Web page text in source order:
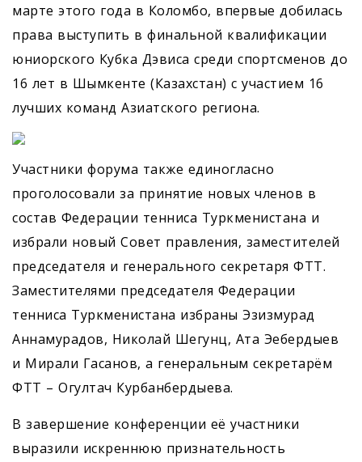
марте этого года в Коломбо, впервые добилась
права выступить в финальной квалификации
юниорского Кубка Дэвиса среди спортсменов до
16 лет в Шымкенте (Казахстан) с участием 16
лучших команд Азиатского региона.
Участники форума также единогласно
проголосовали за принятие новых членов в
состав Федерации тенниса Туркменистана и
избрали новый Совет правления, заместителей
председателя и генерального секретаря ФТТ.
Заместителями председателя Федерации
тенниса Туркменистана избраны Эзизмурад
Аннамурадов, Николай Шегунц, Ата Эебердыев
и Мирали Гасанов, а генеральным секретарём
ФТТ – Огултач Курбанбердыева.
В завершение конференции её участники
выразили искреннюю признательность